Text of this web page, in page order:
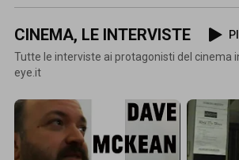
CINEMA, LE INTERVISTE
Tutte le interviste ai protagonisti del cinema
eye.it